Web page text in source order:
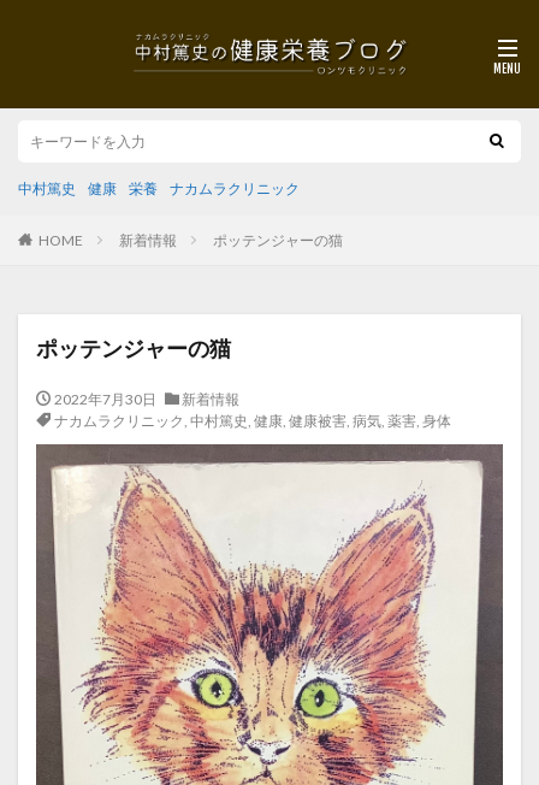
中村篤史 健康 栄養 ナカムラクリニック
HOME 新着情報 ポッテンジャーの猫
ポッテンジャーの猫
2022年7月30日
新着情報
ナカムラクリニック, 中村篤史, 健康, 健康被害, 病気, 薬害, 身体